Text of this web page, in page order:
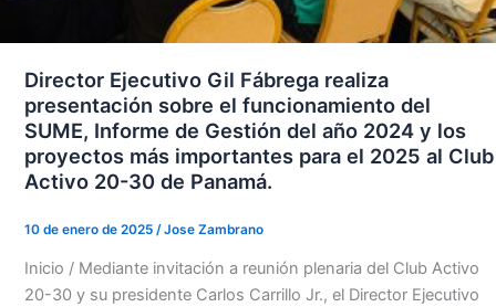
Director Ejecutivo Gil Fábrega realiza
presentación sobre el funcionamiento del
SUME, Informe de Gestión del año 2024 y los
proyectos más importantes para el 2025 al Club
Activo 20-30 de Panamá.
10 de enero de 2025 /Jose Zambrano
Inicio / Mediante invitación a reunión plenaria del Club Activo
20-30 y su presidente Carlos Carrillo Jr., el Director Ejecutivo